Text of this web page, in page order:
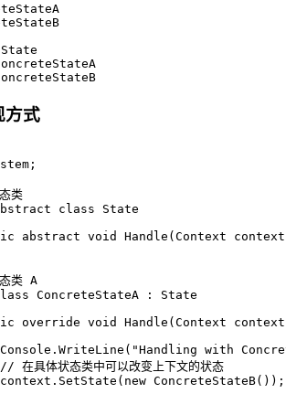
方式
类
class
State
abstract void Handle ( Context context
类 A
ConcreteStateA : State
override void Handle ( Context context
"Handling with
// 在具体状态类中可以改变上下文的状态
new ConcreteStateB());